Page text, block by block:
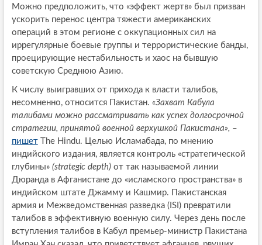
Можно предположить, что «эффект жертв» был призван
ускорить перенос центра тяжести американских
операций в этом регионе с оккупационных сил на
иррегулярные боевые группы и террористические банды,
проецирующие нестабильность и хаос на бывшую
советскую Среднюю Азию.
К числу выигравших от прихода к власти талибов,
несомненно, относится Пакистан. «Захват Кабула
талибами можно рассматривать как успех долгосрочной
стратегии, принятой военной верхушкой Пакистана», –
пишетThe Hindu. Целью Исламабада, по мнению
индийского издания, является контроль «стратегической
глубины» (strategic depth)от так называемой линии
Дюранда в Афганистане до «исламского пространства» в
индийском штате Джамму и Кашмир. Пакистанская
армия и Межведомственная разведка (ISI) превратили
талибов в эффективную военную силу. Через день после
вступления талибов в Кабул премьер-министр Пакистана